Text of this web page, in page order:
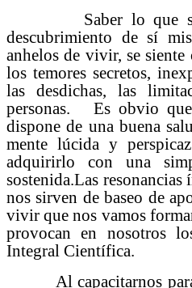
Saber lo que se
descubrimiento de sí
anhelos de vivir, se
los temores secretos,
las desdichas, las
personas. Es obvio
dispone de una buena
mente lúcida y
adquirirlo con una
sostenida.Las
nos sirven de baseo de
vivir que nos vamos
provocan en nosotros
Integral Científica.
Al capacitarnos para